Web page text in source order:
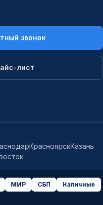
звонок
лист
КрасноярскКазань
МИР СБП
Наличные